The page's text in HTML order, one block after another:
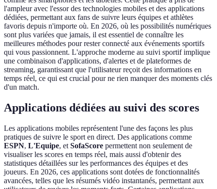
l'ampleur avec l'essor des technologies mobiles et des applications
dédiées, permettant aux fans de suivre leurs équipes et athlètes
favoris depuis n'importe où. En 2026, où les possibilités numériques
sont plus variées que jamais, il est essentiel de connaître les
meilleures méthodes pour rester connecté aux événements sportifs
qui vous passionnent. L'approche moderne au suivi sportif implique
une combinaison d'applications, d'alertes et de plateformes de
streaming, garantissant que l'utilisateur reçoit des informations en
temps réel, ce qui est crucial pour ne rien manquer des moments clés
d'un match.
Applications dédiées au suivi des scores
Les applications mobiles représentent l'une des façons les plus
pratiques de suivre le sport en direct. Des applications comme
ESPN, L'Equipe, et SofaScore permettent non seulement de
visualiser les scores en temps réel, mais aussi d'obtenir des
statistiques détaillées sur les performances des équipes et des
joueurs. En 2026, ces applications sont dotées de fonctionnalités
avancées, telles que les résumés vidéo instantanés, permettant aux